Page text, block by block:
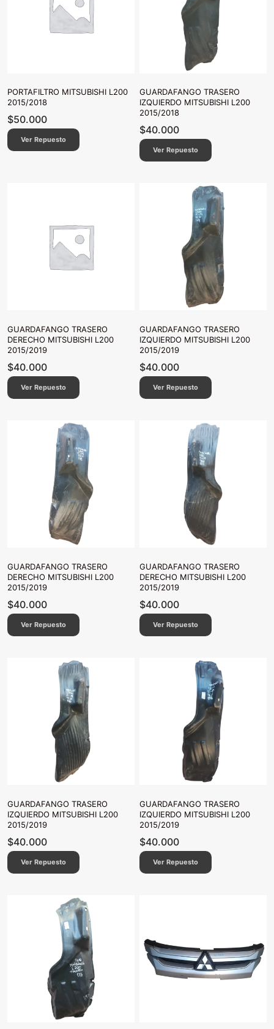
PORTAFILTRO MITSUBISHI L200
2015/2018
$50.000
Ver Repuesto
GUARDAFANGO TRASERO
IZQUIERDO MITSUBISHI L200
2015/2018
$40.000
Ver Repuesto
GUARDAFANGO TRASERO
DERECHO MITSUBISHI L200
2015/2019
$40.000
Ver Repuesto
GUARDAFANGO TRASERO
IZQUIERDO MITSUBISHI L200
2015/2019
$40.000
Ver Repuesto
GUARDAFANGO TRASERO
DERECHO MITSUBISHI L200
2015/2019
$40.000
Ver Repuesto
GUARDAFANGO TRASERO
DERECHO MITSUBISHI L200
2015/2019
$40.000
Ver Repuesto
GUARDAFANGO TRASERO
IZQUIERDO MITSUBISHI L200
2015/2019
$40.000
Ver Repuesto
GUARDAFANGO TRASERO
IZQUIERDO MITSUBISHI L200
2015/2019
$40.000
Ver Repuesto